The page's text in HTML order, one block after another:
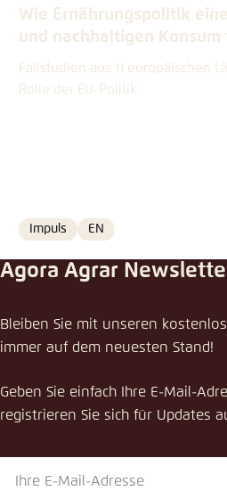
Wie Ernährungspolitik
und nachhaltigen
Fallstudien aus 11 europäischen
Rolle der EU-Politik
Format
Impuls Language
EN
Agora Agrar
Bleiben Sie mit unseren
immer auf dem neuesten Stand!
Geben Sie einfach Ihre E-Mail-
registrieren Sie sich für Updates